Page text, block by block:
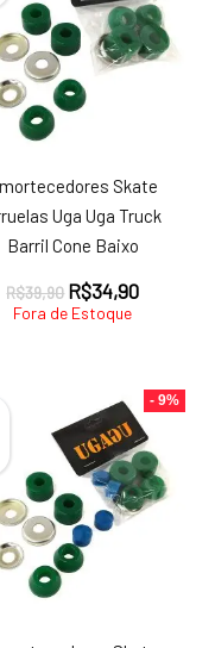
Skate
Uga Uga Truck
Barril Cone Baixo
R$39,90 O
preço
R$34,90O
R$34,90.
Fora de Estoque
- 9%